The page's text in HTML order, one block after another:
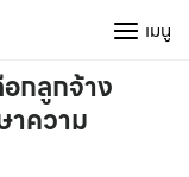
เมนู
อกลูกจ้าง
าความ